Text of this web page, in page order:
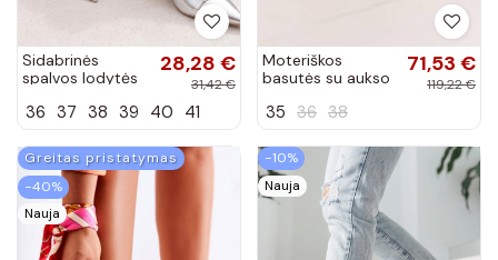
Sidabrinės
spalvos lodytės
dekoratyvine
Florentyna
28,28 €
31,42 €
36 37 38 39 40 41
Moteriškos
basutės su aukso
Laura Messi
71,53 €
119,22 €
35 36 38
Greitas pristatymas
−40%
Nauja
−10%
Nauja